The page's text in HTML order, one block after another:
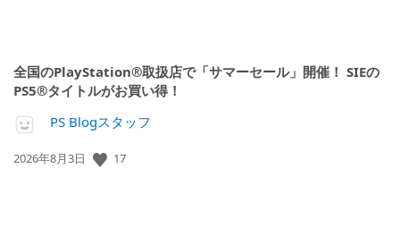
全国のPlayStation®取扱店で「サマーセール」開催！ SIEの
PS5®タイトルがお買い得！
PS Blogスタッフ
公
2026年8月3日 17